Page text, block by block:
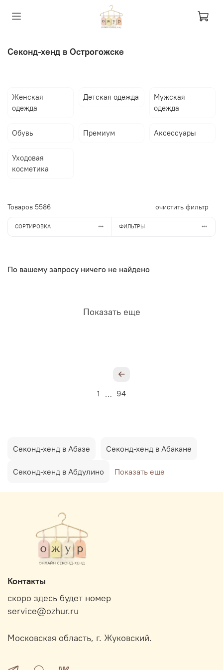
Секонд-хенд в Острогожске
Женская
одежда
Детская одежда
Мужская
одежда
Обувь Премиум Аксессуары
Уходовая
косметика
Товаров 5586 очистить фильтр
СОРТИРОВКА ФИЛЬТРЫ
По вашему запросу ничего не найдено
Показать еще
1 … 94
Секонд-хенд в Абазе Секонд-хенд в Абакане
Секонд-хенд в Абдулино Показать еще
Контакты
скоро здесь будет номер
service@ozhur.ru
Московская область, г. Жуковский.